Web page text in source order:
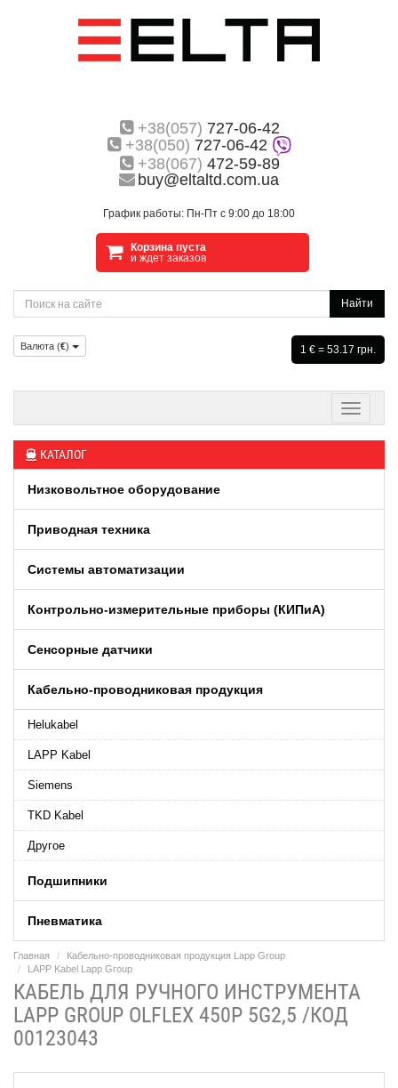
+38(057) 727-06-42
+38(050) 727-06-42
+38(067) 472-59-89
buy@eltaltd.com.ua
График работы: Пн-Пт с 9:00 до 18:00
Корзина пуста
и ждет заказов
Найти
Валюта (€) 1 € = 53.17 грн.
КАТАЛОГ
Низковольтное оборудование
Приводная техника
Системы автоматизации
Контрольно-измерительные приборы (КИПиA)
Сенсорные датчики
Кабельно-проводниковая продукция
Helukabel
LAPP Kabel
Siemens
TKD Kabel
Другое
Подшипники
Пневматика
Главная
Кабельно-проводниковая продукция Lapp Group
LAPP Kabel Lapp Group
КАБЕЛЬ ДЛЯ РУЧНОГО ИНСТРУМЕНТА
LAPP GROUP OLFLEX 450P 5G2,5 /КОД
00123043